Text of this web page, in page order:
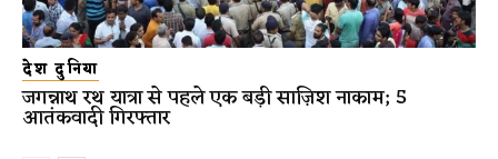
देश दुनिया
जगन्नाथ रथ यात्रा से पहले एक बड़ी साज़िश नाकाम; 5
आतंकवादी गिरफ्तार